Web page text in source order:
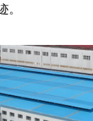
。